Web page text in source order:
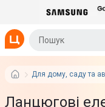
Для дому, саду та
Ланцюгові